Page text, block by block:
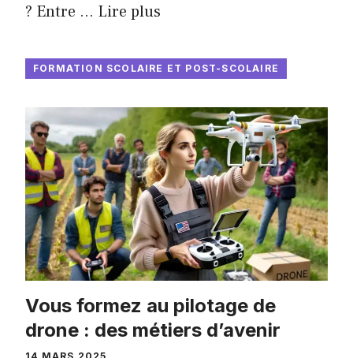
? Entre … Lire plus
FORMATION SCOLAIRE ET POST-SCOLAIRE
Vous formez au pilotage de
drone : des métiers d’avenir